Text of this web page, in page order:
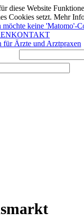
diese Website
Cookies setzt. Mehr
möchte keine 'Matomo'-
KONTAKT